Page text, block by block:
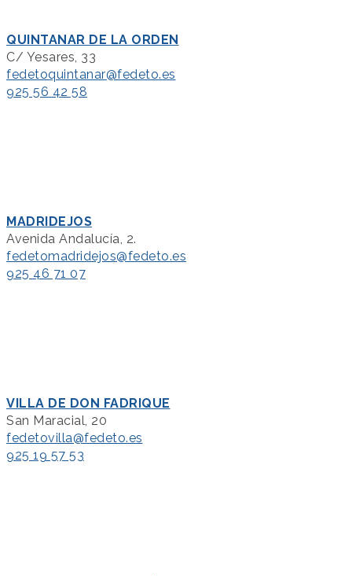
QUINTANAR DE LA ORDEN
C/ Yesares, 33
fedetoquintanar@fedeto.es
925 56 42 58
MADRIDEJOS
Avenida Andalucía, 2.
fedetomadridejos@fedeto.es
925 46 71 07
VILLA DE DON FADRIQUE
San Maracial, 20
fedetovilla@fedeto.es
925 19 57 53